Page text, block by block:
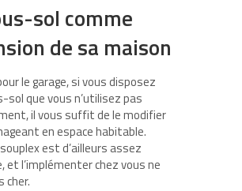
sol comme
de sa maison
le garage, si vous disposez
sol que vous n’utilisez pas
il vous suffit de le modifier
en espace habitable.
souplex est d’ailleurs assez
et l’implémenter chez vous ne
cher.